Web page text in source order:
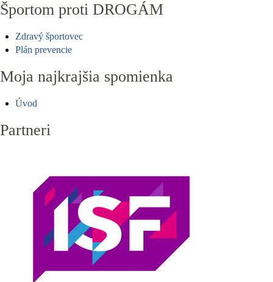
Športom proti DROGÁM
Zdravý športovec
Plán prevencie
Moja najkrajšia spomienka
Úvod
Partneri